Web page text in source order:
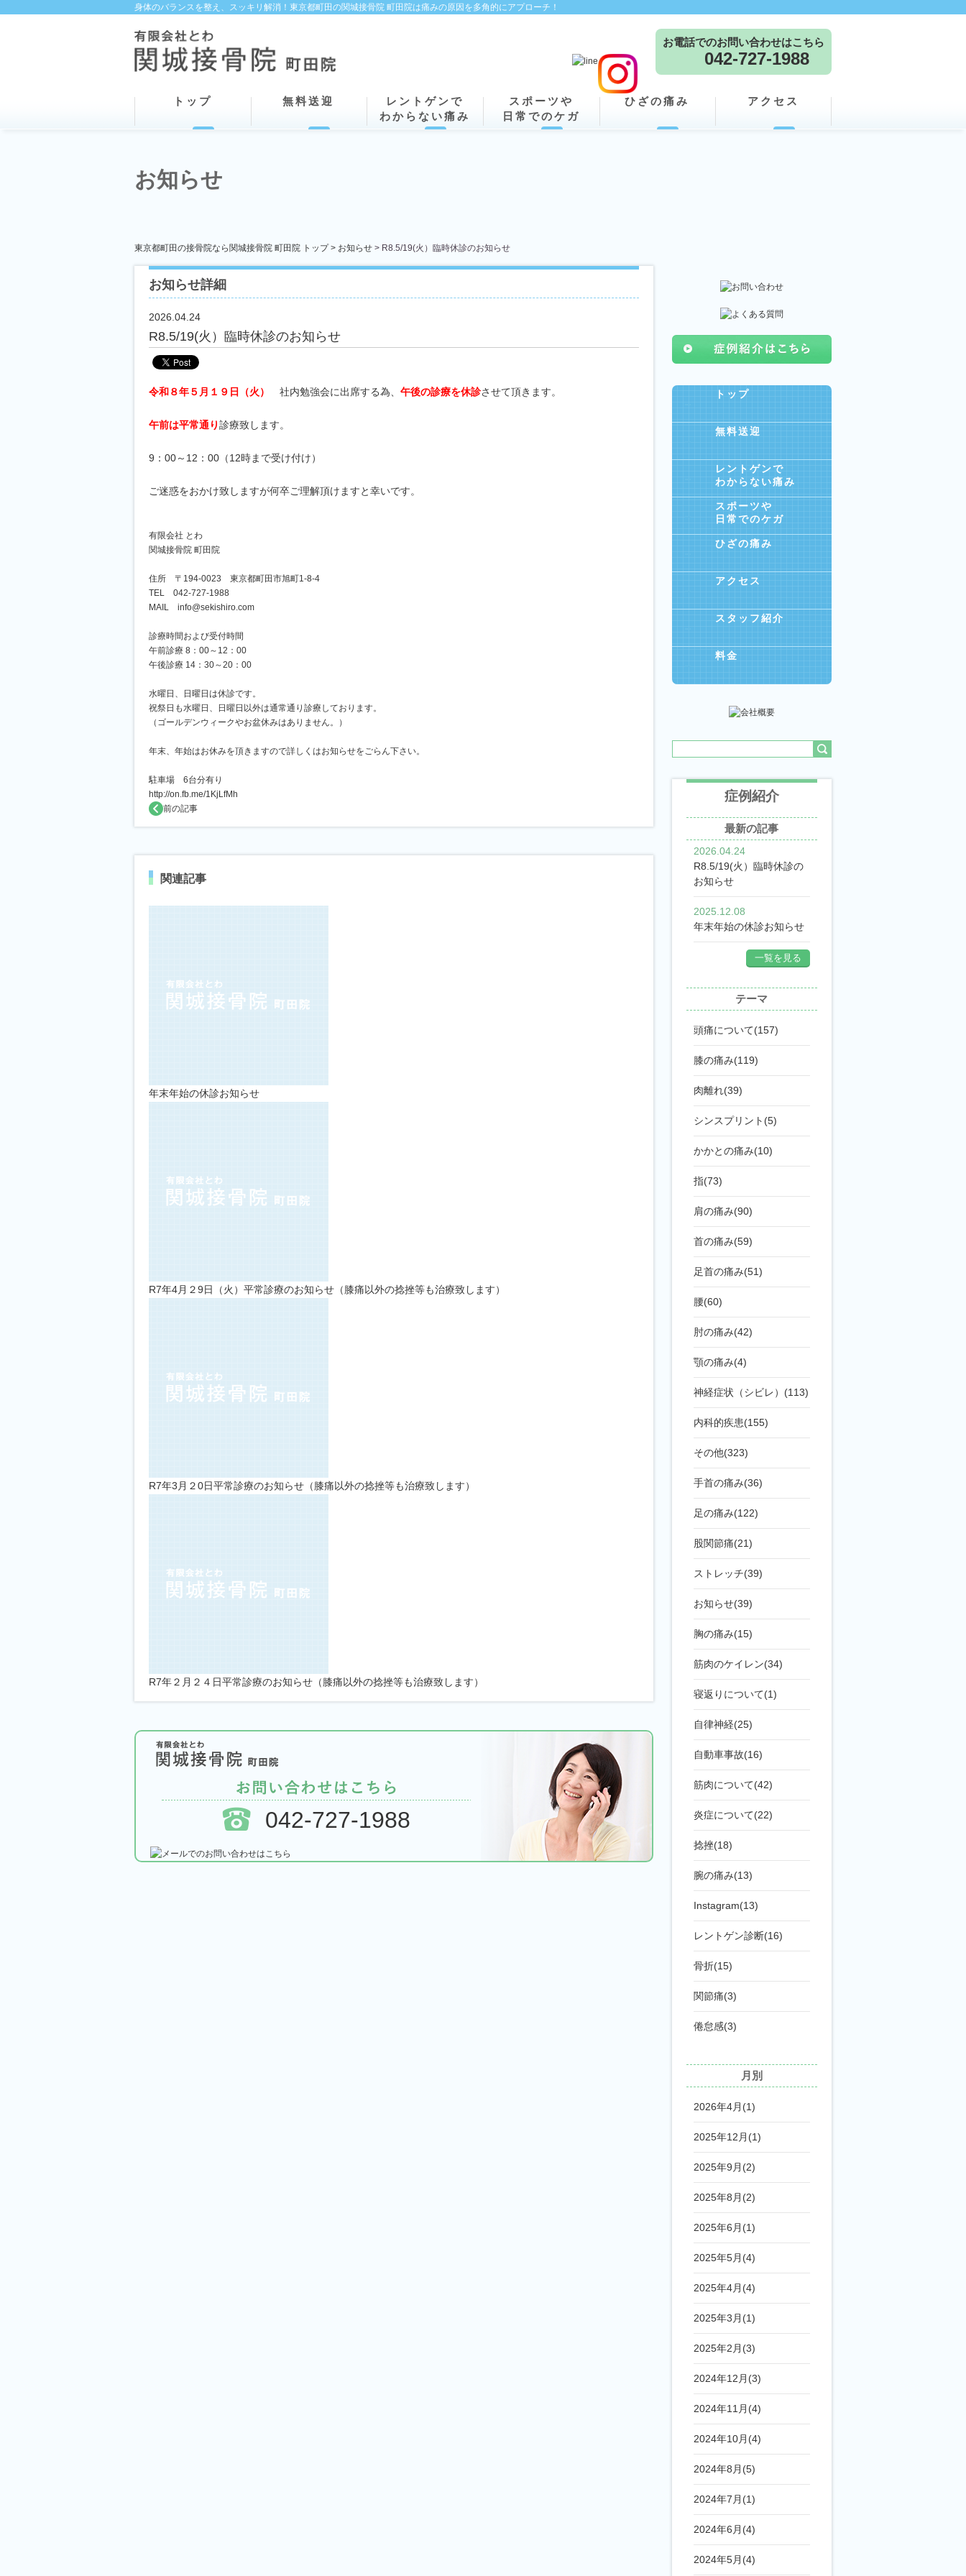
身体のバランスを整え、スッキリ解消！東京都町田の関城接骨院 町田院は痛みの原因を多角的にアプローチ！
お電話でのお問い合わせはこちら
042-727-1988
トップ 無料送迎
レントゲンで
わからない痛み
スポーツや
日常でのケガ
ひざの痛み アクセス
お知らせ
東京都町田の接骨院なら関城接骨院 町田院 トップ > お知らせ > R8.5/19(火）臨時休診のお知らせ
お知らせ詳細
2026.04.24
R8.5/19(火）臨時休診のお知らせ
令和８年５月１９日（火） 社内勉強会に出席する為、 午後の診療を休診させて頂きます。
午前は平常通り診療致します。
9：00～12：00（12時まで受け付け）
ご迷惑をおかけ致しますが何卒ご理解頂けますと幸いです。
有限会社 とわ
関城接骨院 町田院
住所 〒194-0023 東京都町田市旭町1-8-4
TEL 042-727-1988
MAIL info@sekishiro.com
診療時間および受付時間
午前診療 8：00～12：00
午後診療 14：30～20：00
水曜日、日曜日は休診です。
祝祭日も水曜日、日曜日以外は通常通り診療しております。
（ゴールデンウィークやお盆休みはありません。）
年末、年始はお休みを頂きますので詳しくはお知らせをごらん下さい。
駐車場 6台分有り
http://on.fb.me/1KjLfMh
前の記事
関連記事
年末年始の休診お知らせ
R7年4月２9日（火）平常診療のお知らせ（膝痛以外の捻挫等も治療致します）
R7年3月２0日平常診療のお知らせ（膝痛以外の捻挫等も治療致します）
R7年２月２４日平常診療のお知らせ（膝痛以外の捻挫等も治療致します）
042-727-1988
トップ
無料送迎
レントゲンで
わからない痛み
スポーツや
日常でのケガ
ひざの痛み
アクセス
スタッフ紹介
料金
症例紹介
最新の記事
2026.04.24
R8.5/19(火）臨時休診の
お知らせ
2025.12.08
年末年始の休診お知らせ
一覧を見る
テーマ
頭痛について(157)
膝の痛み(119)
肉離れ(39)
シンスプリント(5)
かかとの痛み(10)
指(73)
肩の痛み(90)
首の痛み(59)
足首の痛み(51)
腰(60)
肘の痛み(42)
顎の痛み(4)
神経症状（シビレ）(113)
内科的疾患(155)
その他(323)
手首の痛み(36)
足の痛み(122)
股関節痛(21)
ストレッチ(39)
お知らせ(39)
胸の痛み(15)
筋肉のケイレン(34)
寝返りについて(1)
自律神経(25)
自動車事故(16)
筋肉について(42)
炎症について(22)
捻挫(18)
腕の痛み(13)
Instagram(13)
レントゲン診断(16)
骨折(15)
関節痛(3)
倦怠感(3)
月別
2026年4月(1)
2025年12月(1)
2025年9月(2)
2025年8月(2)
2025年6月(1)
2025年5月(4)
2025年4月(4)
2025年3月(1)
2025年2月(3)
2024年12月(3)
2024年11月(4)
2024年10月(4)
2024年8月(5)
2024年7月(1)
2024年6月(4)
2024年5月(4)